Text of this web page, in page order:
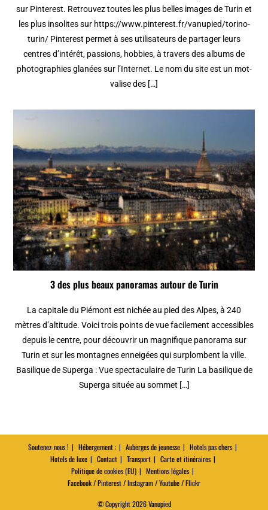
sur Pinterest. Retrouvez toutes les plus belles images de Turin et
les plus insolites sur https://www.pinterest.fr/vanupied/torino-
turin/ Pinterest permet à ses utilisateurs de partager leurs
centres d’intérêt, passions, hobbies, à travers des albums de
photographies glanées sur l’Internet. Le nom du site est un mot-
valise des […]
3 des plus beaux panoramas autour de Turin
La capitale du Piémont est nichée au pied des Alpes, à 240
mètres d’altitude. Voici trois points de vue facilement accessibles
depuis le centre, pour découvrir un magnifique panorama sur
Turin et sur les montagnes enneigées qui surplombent la ville.
Basilique de Superga : Vue spectaculaire de Turin La basilique de
Superga située au sommet […]
Soutenez-nous ! Hébergement : Auberges de jeunesse
Hotels pas chers
Hotels de luxe
Contact Transport
Carte et itinéraires
Politique de cookies (EU)
Mentions légales
Facebook / Pinterest / Instagram / Youtube / Flickr
© Copyright 2026 Vanupied